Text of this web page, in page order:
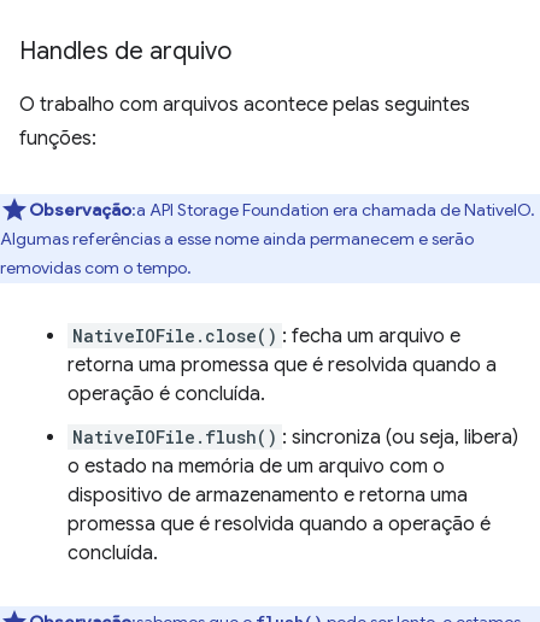
Handles de arquivo
O trabalho com arquivos acontece pelas seguintes
funções:
Observação:a API Storage Foundation era chamada de NativeIO.
Algumas referências a esse nome ainda permanecem e serão
removidas com o tempo.
NativeIOFile.close() : fecha um arquivo e
retorna uma promessa que é resolvida quando a
operação é concluída.
NativeIOFile.flush() : sincroniza (ou seja, libera)
o estado na memória de um arquivo com o
dispositivo de armazenamento e retorna uma
promessa que é resolvida quando a operação é
concluída.